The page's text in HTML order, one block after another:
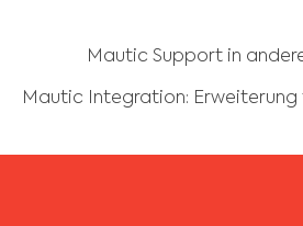
Mautic Support in
Mautic Integration: Erweiterung